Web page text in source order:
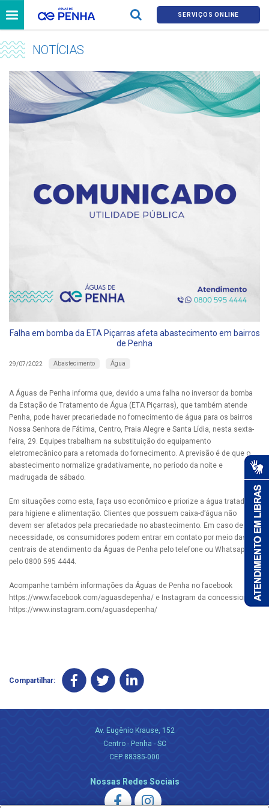
SERVIÇOS ONLINE
NOTÍCIAS
Falha em bomba da ETA Piçarras afeta abastecimento em bairros
de Penha
29/07/2022 Abastecimento Água
A Águas de Penha informa que, devido a uma falha no inversor da bomba
da Estação de Tratamento de Água (ETA Piçarras), que também atende
Penha, pode haver precariedade no fornecimento de água para os bairros
Nossa Senhora de Fátima, Centro, Praia Alegre e Santa Lídia, nesta sexta-
feira, 29. Equipes trabalham na substituição do equipamento
eletromecânico para a retomada do fornecimento. A previsão é de que o
abastecimento normalize gradativamente, no período da noite e
madrugada de sábado.
Em situações como esta, faça uso econômico e priorize a água tratada
para higiene e alimentação. Clientes que possuem caixa-d’água não
devem ser afetados pela precariedade no abastecimento. Em caso de
necessidade, os consumidores podem entrar em contato por meio das
centrais de atendimento da Águas de Penha pelo telefone ou Whatsapp
pelo 0800 595 4444.
Acompanhe também informações da Águas de Penha no facebook
https://www.facebook.com/aguasdepenha/ e Instagram da concessionária
https://www.instagram.com/aguasdepenha/
Compartilhar:
Av. Eugênio Krause, 152
Centro - Penha - SC
CEP 88385-000
Nossas Redes Sociais